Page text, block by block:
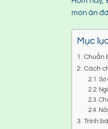
món ăn
Mục
Chuẩn
Cách
Trình